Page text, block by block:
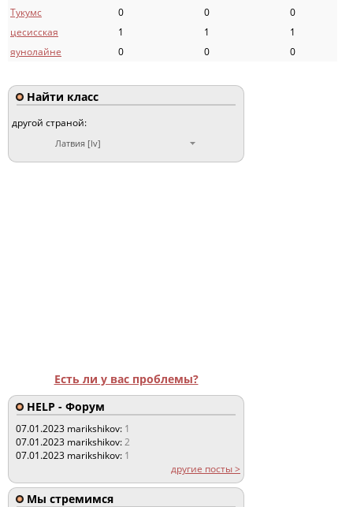
Тукумс
0 0
0
цесисская
1 1
1
яунолайне
0 0 0
Найти класс
другой страной:
Латвия [lv]
Есть ли у вас проблемы?
HELP - Форум
07.01.2023 marikshikov: 1
07.01.2023 marikshikov:2
07.01.2023 marikshikov: 1
другие посты >
Мы стремимся